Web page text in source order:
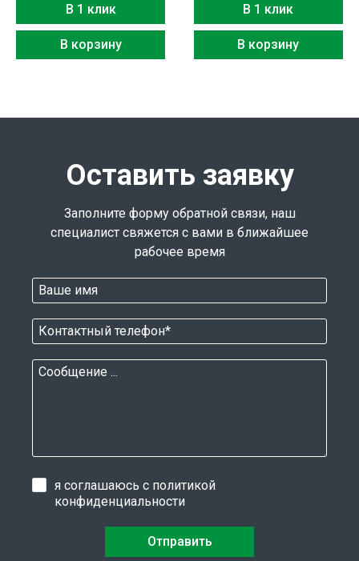
В 1 клик
В корзину
В 1 клик
В корзину
Оставить заявку
Заполните форму обратной связи, наш
специалист свяжется с вами в ближайшее
рабочее время
я соглашаюсь с политикой
конфиденциальности